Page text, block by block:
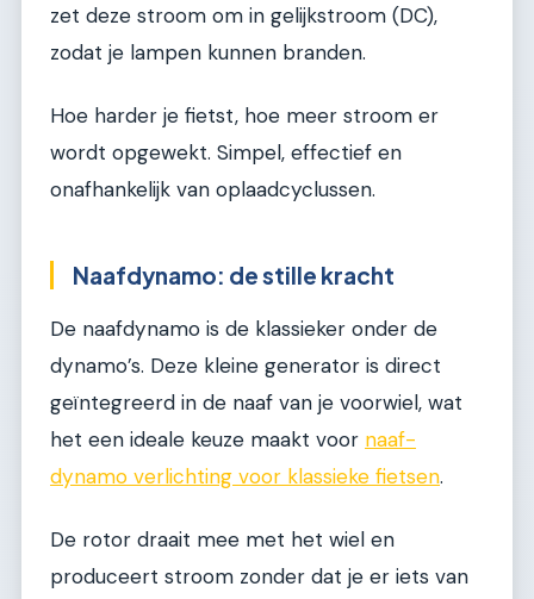
zet deze stroom om in gelijkstroom (DC),
zodat je lampen kunnen branden.
Hoe harder je fietst, hoe meer stroom er
wordt opgewekt. Simpel, effectief en
onafhankelijk van oplaadcyclussen.
Naafdynamo: de stille kracht
De naafdynamo is de klassieker onder de
dynamo’s. Deze kleine generator is direct
geïntegreerd in de naaf van je voorwiel, wat
het een ideale keuze maakt voor naaf-
dynamo verlichting voor klassieke fietsen.
De rotor draait mee met het wiel en
produceert stroom zonder dat je er iets van